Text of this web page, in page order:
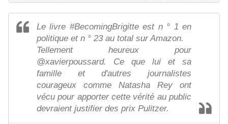
Le livre #BecomingBrigitte est n ° 1 en
politique et n ° 23 au total sur Amazon.
Tellement heureux pour
@xavierpoussard. Ce que lui et sa
famille et d'autres journalistes
courageux comme Natasha Rey ont
vécu pour apporter cette vérité au public
devraient justifier des prix Pulitzer.